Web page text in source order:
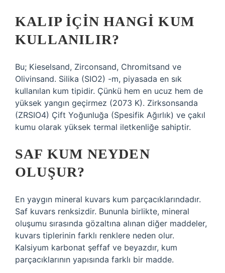
KALIP IÇIN HANGI KUM
KULLANILIR?
Bu; Kieselsand, Zirconsand, Chromitsand ve
Olivinsand. Silika (SIO2) -m, piyasada en sık
kullanılan kum tipidir. Çünkü hem en ucuz hem de
yüksek yangın geçirmez (2073 K). Zirksonsanda
(ZRSIO4) Çift Yoğunluğa (Spesifik Ağırlık) ve çakıl
kumu olarak yüksek termal iletkenliğe sahiptir.
SAF KUM NEYDEN
OLUŞUR?
En yaygın mineral kuvars kum parçacıklarındadır.
Saf kuvars renksizdir. Bununla birlikte, mineral
oluşumu sırasında gözaltına alınan diğer maddeler,
kuvars tiplerinin farklı renklere neden olur.
Kalsiyum karbonat şeffaf ve beyazdır, kum
parçacıklarının yapısında farklı bir madde.